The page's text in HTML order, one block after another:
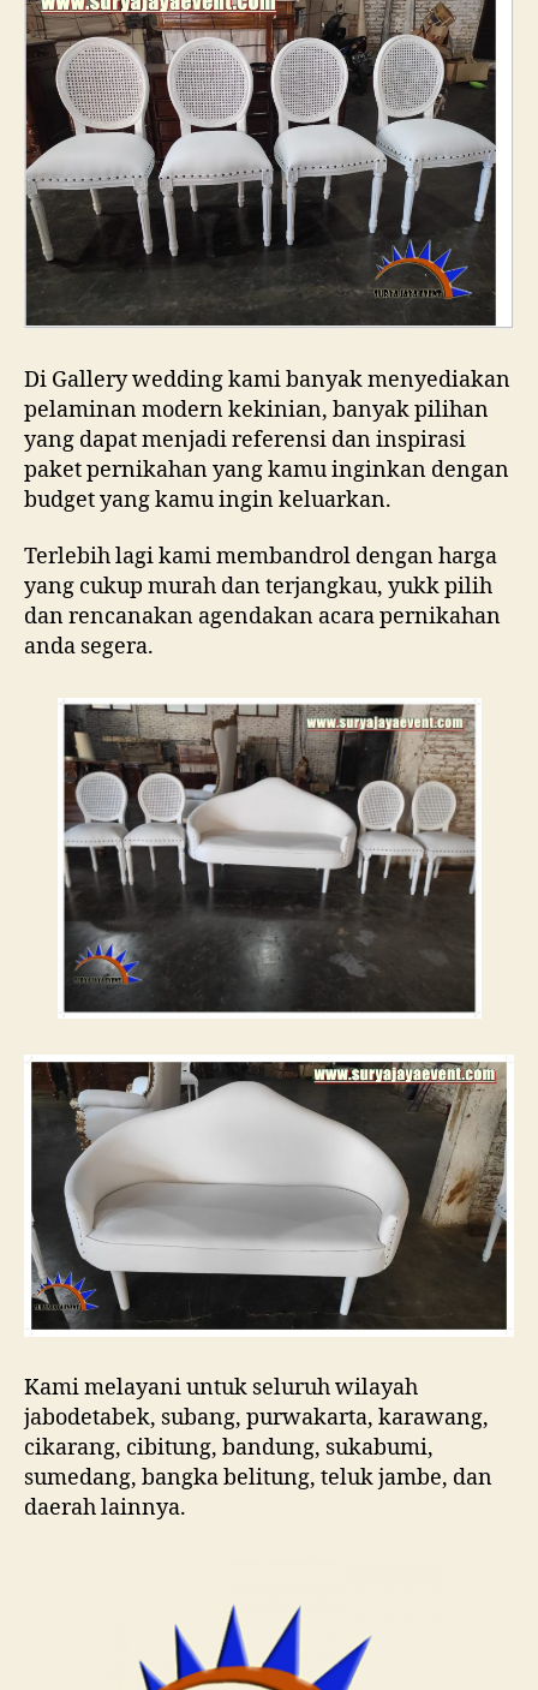
Di Gallery wedding kami banyak menyediakan
pelaminan modern kekinian, banyak pilihan
yang dapat menjadi referensi dan inspirasi
paket pernikahan yang kamu inginkan dengan
budget yang kamu ingin keluarkan.
Terlebih lagi kami membandrol dengan harga
yang cukup murah dan terjangkau, yukk pilih
dan rencanakan agendakan acara pernikahan
anda segera.
Kami melayani untuk seluruh wilayah
jabodetabek, subang, purwakarta, karawang,
cikarang, cibitung, bandung, sukabumi,
sumedang, bangka belitung, teluk jambe, dan
daerah lainnya.